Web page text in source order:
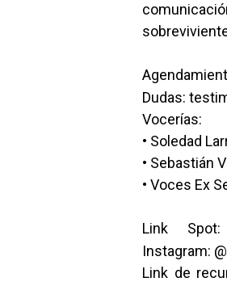
Dudas:
Vocerías:
• Soledad
• Sebastián
• Voces Ex
Link
Instagram:
Link de